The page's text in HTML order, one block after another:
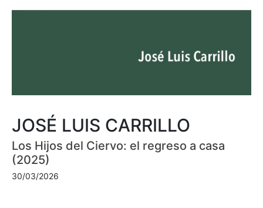
JOSÉ LUIS CARRILLO
Los Hijos del Ciervo: el regreso a casa
(2025)
30/03/2026